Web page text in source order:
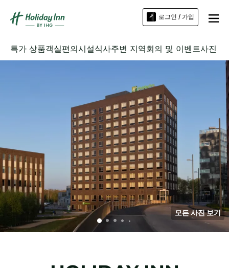
로그인 / 가입
특가 상품객실편의시설식사주변 지역회의 및 이벤트사진
모든 사진 보기